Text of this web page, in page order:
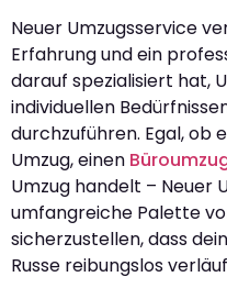
Neuer Umzugsservice
Erfahrung und ein
darauf spezialisiert hat,
individuellen
durchzuführen. Egal, ob
Umzug, einen
Umzug handelt – Neuer
umfangreiche Palette
sicherzustellen, dass
Russe reibungslos